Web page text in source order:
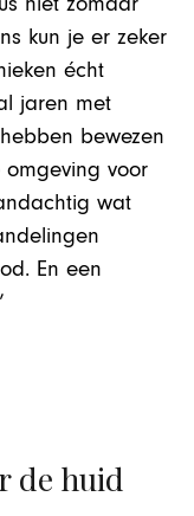
kun je er zeker
écht
jaren met
bewezen
voor
wat
En een
de huid